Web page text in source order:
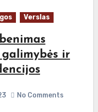
Verslas
galimybės ir
No Comments